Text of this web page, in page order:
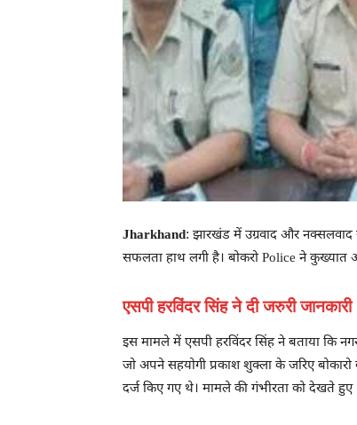
Jharkhand: झारखंड में उग्रवाद और
सफलता हाथ लगी है। बोकरो Police ने कुख्यात
एसपी हरविंदर सिंह ने दी जरुरी जानकारी
इस मामले में एसपी हरविंदर सिंह ने बताया कि
जो अपने सहयोगी प्रकाश शुक्ला के जरिए
दर्ज किए गए थे। मामले की गंभीरता को देखते